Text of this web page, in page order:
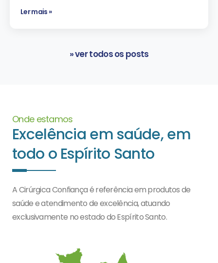
Ler mais »
» ver todos os posts
Onde estamos
Excelência em saúde, em
todo o Espírito Santo
A Cirúrgica Confiança é referência em produtos de
saúde e atendimento de excelência, atuando
exclusivamente no estado do Espírito Santo.